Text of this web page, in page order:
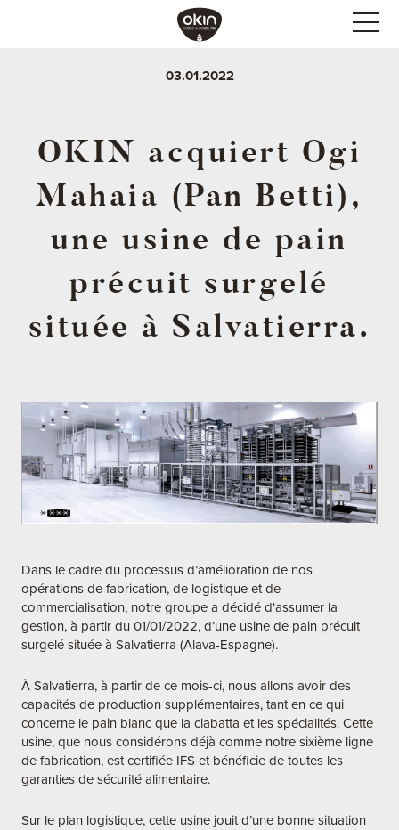
03.01.2022
OKIN acquiert Ogi
Mahaia (Pan Betti),
une usine de pain
précuit surgelé
située à Salvatierra.
Dans le cadre du processus d’amélioration de nos
opérations de fabrication, de logistique et de
commercialisation, notre groupe a décidé d'assumer la
gestion, à partir du 01/01/2022, d’une usine de pain précuit
surgelé située à Salvatierra (Alava-Espagne).
À Salvatierra, à partir de ce mois-ci, nous allons avoir des
capacités de production supplémentaires, tant en ce qui
concerne le pain blanc que la ciabatta et les spécialités. Cette
usine, que nous considérons déjà comme notre sixième ligne
de fabrication, est certifiée IFS et bénéficie de toutes les
garanties de sécurité alimentaire.
Sur le plan logistique, cette usine jouit d’une bonne situation